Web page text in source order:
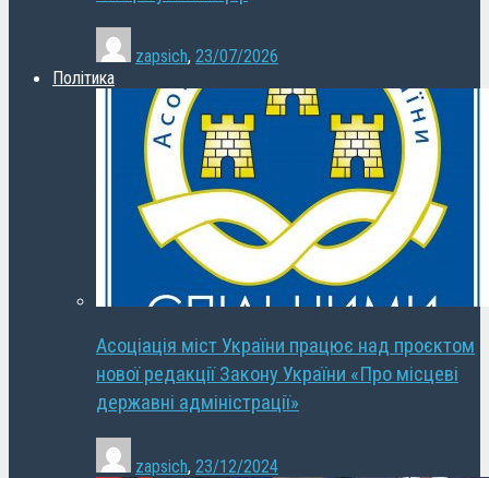
zapsich, 23/07/2026
Політика
Асоціація міст України працює над проєктом
нової редакції Закону України «Про місцеві
державні адміністрації»
zapsich, 23/12/2024